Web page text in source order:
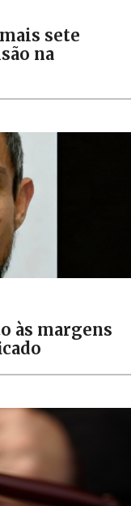
sete
na
às margens